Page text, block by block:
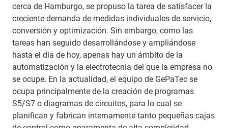
cerca de Hamburgo, se propuso la tarea de satisfacer la
creciente demanda de medidas individuales de servicio,
conversión y optimización. Sin embargo, como las
tareas han seguido desarrollándose y ampliándose
hasta el día de hoy, apenas hay un ámbito de la
automatización y la electrotecnia del que la empresa no
se ocupe. En la actualidad, el equipo de GePaTec se
ocupa principalmente de la creación de programas
S5/S7 o diagramas de circuitos, para lo cual se
planifican y fabrican internamente tanto pequeñas cajas